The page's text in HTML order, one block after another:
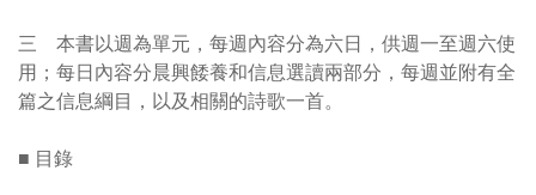
三 本書以週為單元，每週內容分為六日，供週一至週六使
用；每日內容分晨興餧養和信息選讀兩部分，每週並附有全
篇之信息綱目，以及相關的詩歌一首。
■ 目錄